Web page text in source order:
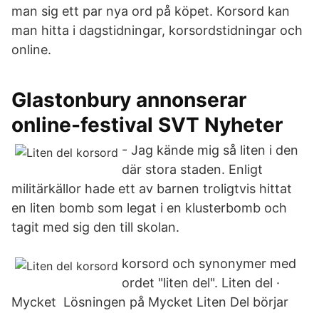
man sig ett par nya ord på köpet. Korsord kan
man hitta i dagstidningar, korsordstidningar och
online.
Glastonbury annonserar
online-festival SVT Nyheter
- Jag kände mig så liten i den
där stora staden. Enligt
militärkällor hade ett av barnen troligtvis hittat
en liten bomb som legat i en klusterbomb och
tagit med sig den till skolan.
korsord och synonymer med
ordet "liten del". Liten del ·
Mycket Lösningen på Mycket Liten Del börjar